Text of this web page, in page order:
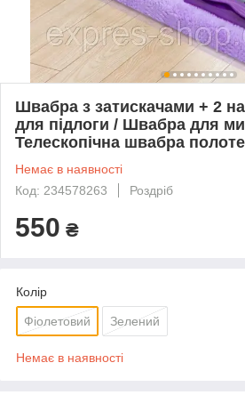
Швабра з затискачами + 2
для підлоги / Швабра для
Телескопічна швабра
Немає в наявності
Код: 234578263
Роздріб
550 ₴
Колір
Фіолетовий Зелений
Немає в наявності